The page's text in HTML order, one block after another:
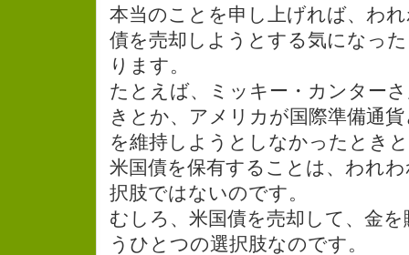
本当のことを申し上げれば、わ
債を売却しようとする気になっ
ります。
たとえば、ミッキー・カンター
きとか、アメリカが国際準備通
を維持しようとしなかったとき
米国債を保有することは、われ
択肢ではないのです。
むしろ、米国債を売却して、金
うひとつの選択肢なのです。